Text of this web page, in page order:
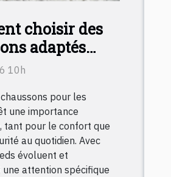
choisir des
adaptés
seniors ?
10h
pour les
une importance
tant pour le confort que
au quotidien. Avec
évoluent et
une attention spécifique